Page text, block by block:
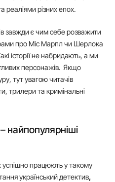
реаліями різних епох.
завжди є чим себе розважити
про Міс Марпл чи Шерлока
історії не набридають, а ми
персонажів. Якщо
тут увагою читачів
трилери та кримінальні
найпопулярніші
успішно працюють у такому
український детектив,